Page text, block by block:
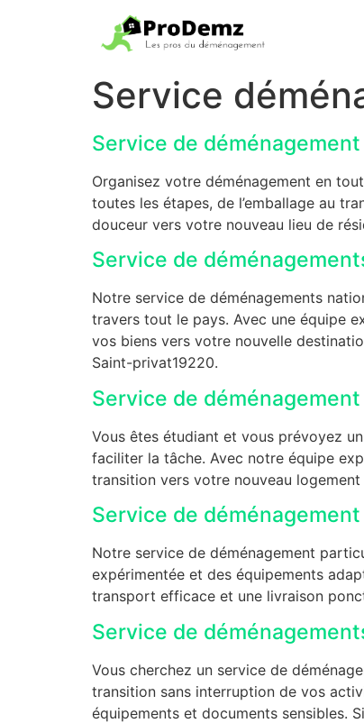
Service
Service de
Organisez votre déménagement en
toutes les étapes, de l’emballage au
douceur vers votre nouveau lieu de
Service de
Notre service de déménagements
travers tout le pays. Avec une équipe
vos biens vers votre nouvelle
Saint-privat19220.
Service de
Vous êtes étudiant et vous prévoyez
faciliter la tâche. Avec notre équipe
transition vers votre nouveau
Service de
Notre service de déménagement
expérimentée et des équipements
transport efficace et une livraison
Service de
Vous cherchez un service de
transition sans interruption de vos
équipements et documents sensibles.